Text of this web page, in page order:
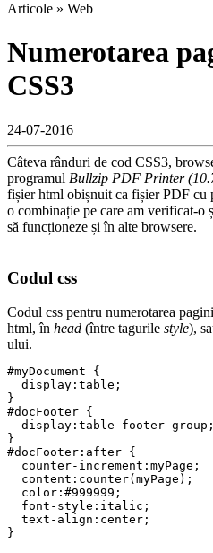
Articole » Web
Numerotarea
CSS3
24-07-2016
Câteva rânduri de cod CSS3,
programul Bullzip PDF Printer
fișier html obișnuit ca fișier PDF cu
o combinație pe care am verificat-o
să funcționeze și în alte browsere.
Codul css
Codul css pentru numerotarea
html, în head (între tagurile style),
ului.
#myDocument {
  display:table;
}
#docFooter {
  display:table-footer-group;
}
#docFooter:after {
  counter-increment:myPage;
  content:counter(myPage);
  color:#999999;
  font-style:italic;
  text-align:center;